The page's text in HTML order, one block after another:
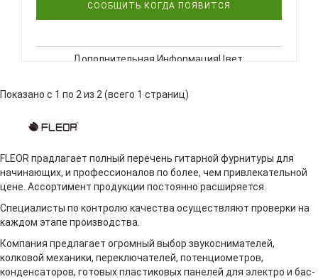
СООБЩИТЬ КОГДА ПОЯВИТСЯ
Дополнительная ИнформацияЦвет:
M00002-2 - Метроном механический, цвет тиковое
дерево..
Показано с 1 по 2 из 2 (всего 1 страниц)
FLEOR прадлагает полный перечень гитарной фурнитуры для
начинающих, и профессионалов по более, чем привлекательной
цене. Ассортимент продукции постоянно расширяется.
Специалисты по контролю качества осуществляют проверки на
каждом этапе производства.
Компания предлагает огромный выбор звукоснимателей,
колковой механики, переключателей, потенциометров,
конденсаторов, готовых пластиковых панелей для электро и бас-